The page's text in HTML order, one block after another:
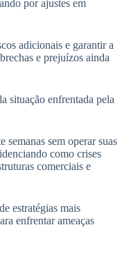
por ajustes em
adicionais e garantir a
e prejuízos ainda
situação enfrentada pela
sem operar suas
como crises
comerciais e
estratégias mais
enfrentar ameaças